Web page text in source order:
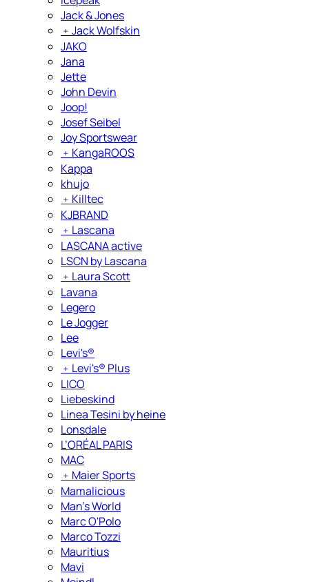
Jack & Jones
﹢ Jack Wolfskin
JAKO
Jana
Jette
John Devin
Joop!
Josef Seibel
Joy Sportswear
﹢ KangaROOS
Kappa
khujo
﹢ Killtec
KJBRAND
﹢ Lascana
LASCANA active
LSCN by Lascana
﹢ Laura Scott
Lavana
Legero
Le Jogger
Lee
Levi's®
﹢ Levi's® Plus
LICO
Liebeskind
Linea Tesini by heine
Lonsdale
L’ORÉAL PARIS
MAC
﹢ Maier Sports
Mamalicious
Man's World
Marc O'Polo
Marco Tozzi
Mauritius
Mavi